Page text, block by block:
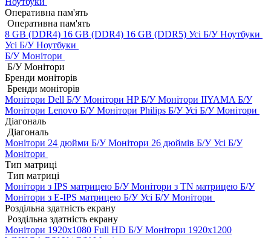
Оперативна пам'ять
Оперативна пам'ять
8 GB (DDR4) 16 GB (DDR4) 16 GB (DDR5) Усі Б/У Ноутбуки
Усі Б/У Ноутбуки
Б/У Монітори
Б/У Монітори
Бренди моніторів
Бренди моніторів
Монітори Dell Б/УМонітори HP Б/УМонітори IIYAMA Б/У
Монітори Lenovo Б/УМонітори Philips Б/УУсі Б/У Монітори
Діагональ
Діагональ
Монітори 24 дюйми Б/УМонітори 26 дюймів Б/УУсі Б/У
Монітори
Тип матриці
Тип матриці
Монітори з IPS матрицею Б/УМонітори з TN матрицею Б/У
Монітори з E-IPS матрицею Б/УУсі Б/У Монітори
Роздільна здатність екрану
Роздільна здатність екрану
Монітори 1920x1080 Full HD Б/УМонітори 1920x1200